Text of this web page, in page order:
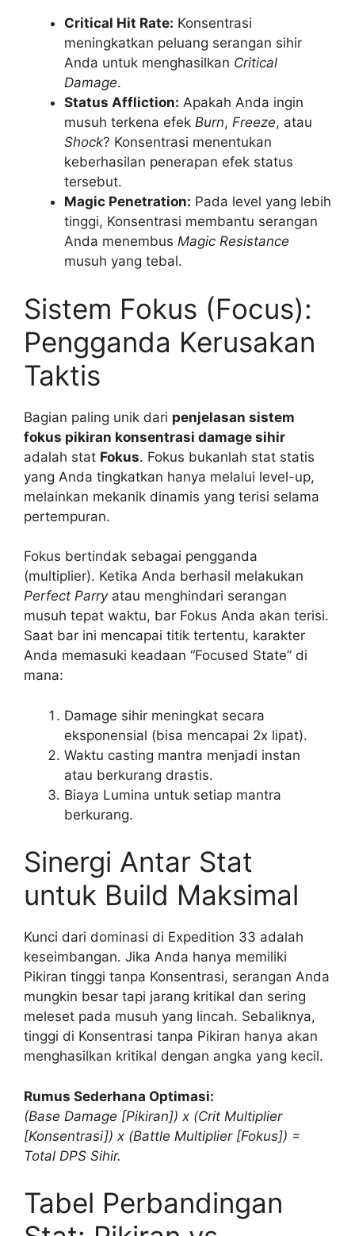
Critical Hit Rate: Konsentrasi
meningkatkan peluang serangan sihir
Anda untuk menghasilkan Critical
Damage.
Status Affliction: Apakah Anda ingin
musuh terkena efek Burn, Freeze, atau
Shock? Konsentrasi menentukan
keberhasilan penerapan efek status
tersebut.
Magic Penetration: Pada level yang lebih
tinggi, Konsentrasi membantu serangan
Anda menembus Magic Resistance
musuh yang tebal.
Sistem Fokus (Focus):
Pengganda Kerusakan
Taktis
Bagian paling unik dari penjelasan sistem
fokus pikiran konsentrasi damage sihir
adalah stat Fokus. Fokus bukanlah stat statis
yang Anda tingkatkan hanya melalui level-up,
melainkan mekanik dinamis yang terisi selama
pertempuran.
Fokus bertindak sebagai pengganda
(multiplier). Ketika Anda berhasil melakukan
Perfect Parryatau menghindari serangan
musuh tepat waktu, bar Fokus Anda akan terisi.
Saat bar ini mencapai titik tertentu, karakter
Anda memasuki keadaan “Focused State” di
mana:
Damage sihir meningkat secara
eksponensial (bisa mencapai 2x lipat).
Waktu casting mantra menjadi instan
atau berkurang drastis.
Biaya Lumina untuk setiap mantra
berkurang.
Sinergi Antar Stat
untuk Build Maksimal
Kunci dari dominasi di Expedition 33 adalah
keseimbangan. Jika Anda hanya memiliki
Pikiran tinggi tanpa Konsentrasi, serangan Anda
mungkin besar tapi jarang kritikal dan sering
meleset pada musuh yang lincah. Sebaliknya,
tinggi di Konsentrasi tanpa Pikiran hanya akan
menghasilkan kritikal dengan angka yang kecil.
Rumus Sederhana Optimasi:
(Base Damage [Pikiran]) x (Crit Multiplier
[Konsentrasi]) x (Battle Multiplier [Fokus]) =
Total DPS Sihir.
Tabel Perbandingan